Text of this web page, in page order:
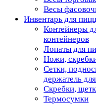
Весы
Инвентарь для
Контейнеры
контейнеров
Лопаты для
Ножи,
Сетки,
держатель
Скребки,
Термосумки